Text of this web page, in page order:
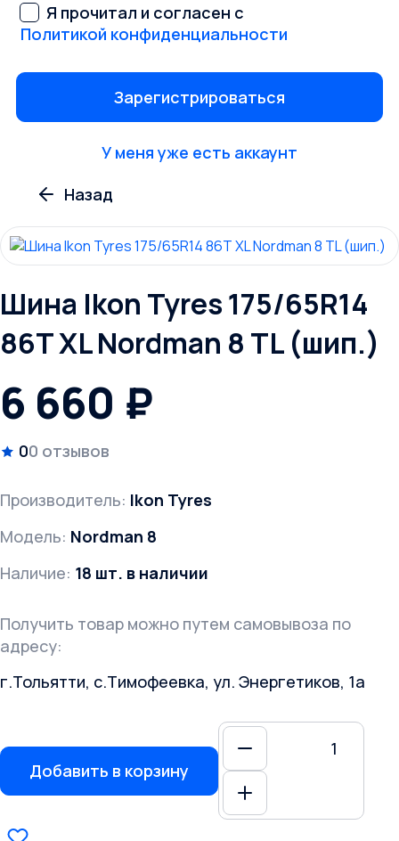
Я прочитал и согласен с
Политикой конфиденциальности
У меня уже есть аккаунт
Шина Ikon Tyres 175/65R14
86T XL Nordman 8 TL (шип.)
6 660 ₽
00 отзывов
Производитель: Ikon Tyres
Модель: Nordman 8
Наличие: 18 шт. в наличии
Получить товар можно путем самовывоза по
адресу:
г.Тольятти, с.Тимофеевка, ул. Энергетиков, 1а
Добавить в корзину